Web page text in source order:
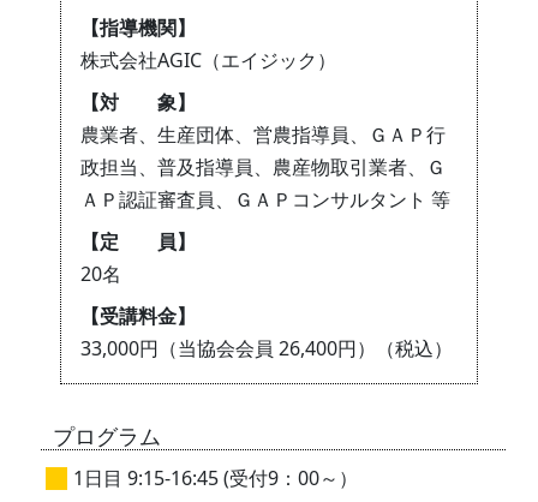
【指導機関】
株式会社AGIC（エイジック）
【対 象】
農業者、生産団体、営農指導員、ＧＡＰ行
政担当、普及指導員、農産物取引業者、Ｇ
ＡＰ認証審査員、ＧＡＰコンサルタント 等
【定 員】
20名
【受講料金】
33,000円（当協会会員 26,400円）（税込）
プログラム
1日目 9:15-16:45 (受付9：00～）